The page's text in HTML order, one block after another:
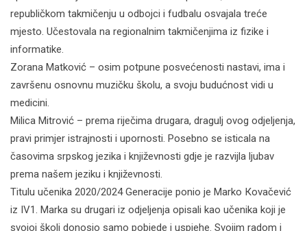
republičkom takmičenju u odbojci i fudbalu osvajala treće
mjesto. Učestovala na regionalnim takmičenjima iz fizike i
informatike.
Zorana Matković – osim potpune posvećenosti nastavi, ima i
završenu osnovnu muzičku školu, a svoju budućnost vidi u
medicini.
Milica Mitrović – prema riječima drugara, dragulj ovog odjeljenja,
pravi primjer istrajnosti i upornosti. Posebno se isticala na
časovima srpskog jezika i književnosti gdje je razvijla ljubav
prema našem jeziku i književnosti.
Titulu učenika 2020/2024 Generacije ponio je Marko Кovačević
iz IV1. Marka su drugari iz odjeljenja opisali kao učenika koji je
svojoj školi donosio samo pobjede i uspjehe. Svojim radom i